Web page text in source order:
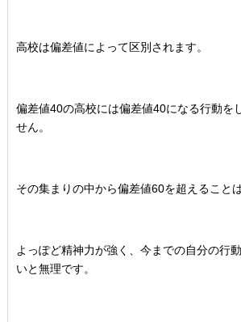
高校は偏差値によって区別されます。
偏差値40の高校には偏差値40になる行動を
せん。
その集まりの中から偏差値60を超えること
よっぽど精神力が強く、今までの自分の行
いと無理です。